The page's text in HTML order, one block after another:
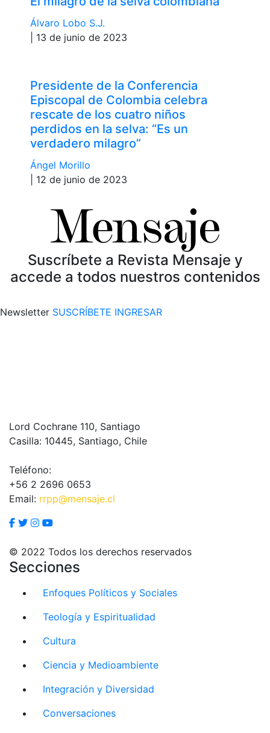
Álvaro Lobo S.J.
| 13 de junio de 2023
Presidente de la Conferencia
Episcopal de Colombia celebra
rescate de los cuatro niños
perdidos en la selva: “Es un
verdadero milagro”
Ángel Morillo
| 12 de junio de 2023
Suscríbete a Revista Mensaje y
accede a todos nuestros contenidos
Newsletter SUSCRÍBETE INGRESAR
Lord Cochrane 110, Santiago
Casilla: 10445, Santiago, Chile
Teléfono:
+56 2 2696 0653
Email: rrpp@mensaje.cl
© 2022 Todos los derechos reservados
Secciones
Enfoques Políticos y Sociales
Teología y Espiritualidad
Cultura
Ciencia y Medioambiente
Integración y Diversidad
Conversaciones